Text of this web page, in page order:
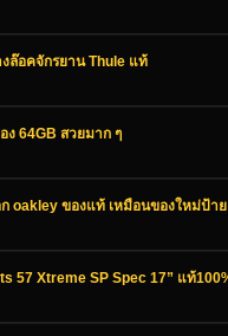
ล๊อคจักรยาน Thule แท้
ง 64GB สวยมาก ๆ
oakley ของแท้ เหมือนของใหม่ป้า
57 Xtreme SP Spec 17” แท้